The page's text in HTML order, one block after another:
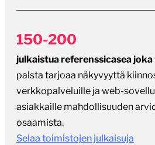
150-200
julkaistua referenssicasea joka
palsta tarjoaa näkyvyyttä
verkkopalveluille ja web-
asiakkaille mahdollisuuden
osaamista.
Selaa toimistojen julkaisuja